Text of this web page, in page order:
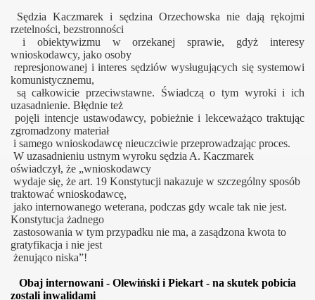
Sędzia Kaczmarek i sędzina Orzechowska nie dają rękojmi
rzetelności, bezstronności
i obiektywizmu w orzekanej sprawie, gdyż interesy
wnioskodawcy, jako osoby
represjonowanej i interes sędziów wysługujących się systemowi
komunistycznemu,
są całkowicie przeciwstawne. Świadczą o tym wyroki i ich
uzasadnienie. Błędnie też
pojęli intencje ustawodawcy, pobieżnie i lekceważąco traktując
zgromadzony materiał
i samego wnioskodawcę nieuczciwie przeprowadzając proces.
W uzasadnieniu ustnym wyroku sędzia A. Kaczmarek
oświadczył, że „wnioskodawcy
wydaje się, że art. 19 Konstytucji nakazuje w szczególny sposób
traktować wnioskodawcę,
jako internowanego weterana, podczas gdy wcale tak nie jest.
Konstytucja żadnego
zastosowania w tym przypadku nie ma, a zasądzona kwota to
gratyfikacja i nie jest
żenująco niska”!
Obaj internowani - Olewiński i Piekart - na skutek pobicia
zostali inwalidami